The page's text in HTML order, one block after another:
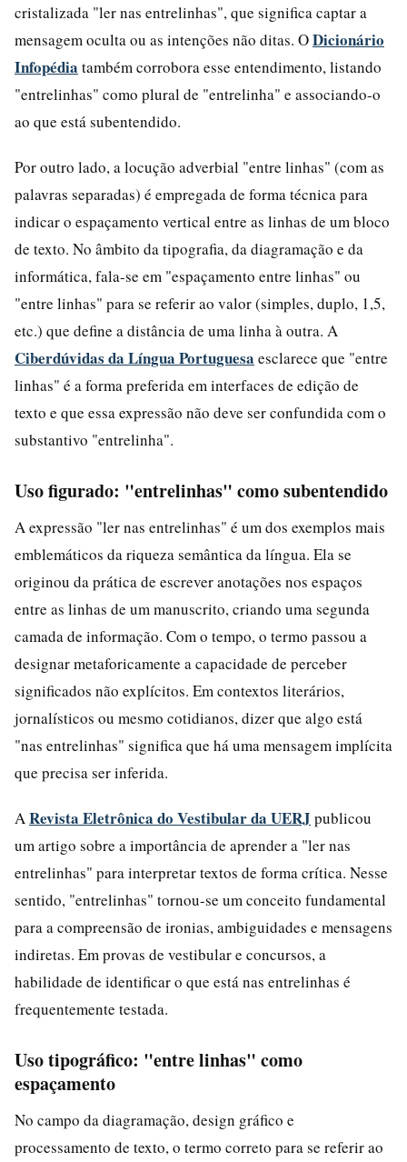
cristalizada "ler nas entrelinhas", que significa captar a
mensagem oculta ou as intenções não ditas. ODicionário
Infopédia também corrobora esse entendimento, listando
"entrelinhas" como plural de "entrelinha" e associando-o
ao que está subentendido.
Por outro lado, a locução adverbial "entre linhas" (com as
palavras separadas) é empregada de forma técnica para
indicar o espaçamento vertical entre as linhas de um bloco
de texto. No âmbito da tipografia, da diagramação e da
informática, fala-se em "espaçamento entre linhas" ou
"entre linhas" para se referir ao valor (simples, duplo, 1,5,
etc.) que define a distância de uma linha à outra. A
Ciberdúvidas da Língua Portuguesa esclarece que "entre
linhas" é a forma preferida em interfaces de edição de
texto e que essa expressão não deve ser confundida com o
substantivo "entrelinha".
Uso figurado: "entrelinhas" como subentendido
A expressão "ler nas entrelinhas" é um dos exemplos mais
emblemáticos da riqueza semântica da língua. Ela se
originou da prática de escrever anotações nos espaços
entre as linhas de um manuscrito, criando uma segunda
camada de informação. Com o tempo, o termo passou a
designar metaforicamente a capacidade de perceber
significados não explícitos. Em contextos literários,
jornalísticos ou mesmo cotidianos, dizer que algo está
"nas entrelinhas" significa que há uma mensagem implícita
que precisa ser inferida.
A Revista Eletrônica do Vestibular da UERJ publicou
um artigo sobre a importância de aprender a "ler nas
entrelinhas" para interpretar textos de forma crítica. Nesse
sentido, "entrelinhas" tornou-se um conceito fundamental
para a compreensão de ironias, ambiguidades e mensagens
indiretas. Em provas de vestibular e concursos, a
habilidade de identificar o que está nas entrelinhas é
frequentemente testada.
Uso tipográfico: "entre linhas" como
espaçamento
No campo da diagramação, design gráfico e
processamento de texto, o termo correto para se referir ao